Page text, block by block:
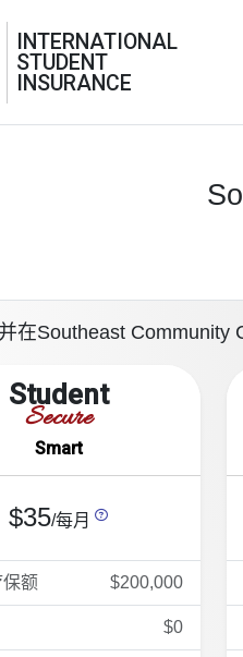
INTERNATIONAL
STUDENT
INSURANCE
在Southeast Community
Student
Secure
Smart
$35/每月
额 $200,000
$0